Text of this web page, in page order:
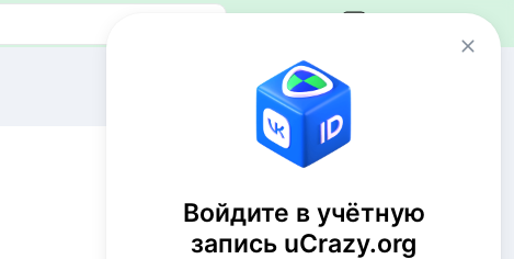
Авторизация
Сейчас онлайн
1 VIP
43 пользователя
822 гостя
Войдите в учётную
запись uCrazy.org